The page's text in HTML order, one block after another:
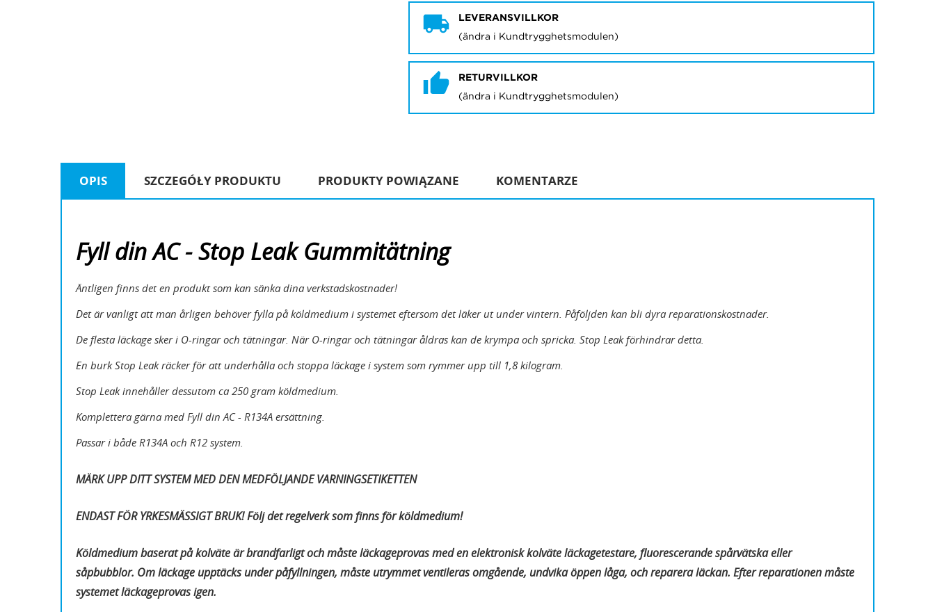
LEVERANSVILLKOR
(ändra i Kundtrygghetsmodulen)
RETURVILLKOR
(ändra i Kundtrygghetsmodulen)
OPIS SZCZEGÓŁY PRODUKTU PRODUKTY POWIĄZANE KOMENTARZE
Fyll din AC - Stop Leak Gummitätning
Äntligen finns det en produkt som kan sänka dina verkstadskostnader!
Det är vanligt att man årligen behöver fylla på köldmedium i systemet eftersom det läker ut under vintern. Påföljden kan bli dyra reparationskostnader.
De flesta läckage sker i O-ringar och tätningar. När O-ringar och tätningar åldras kan de krympa och spricka. Stop Leak förhindrar detta.
En burk Stop Leak räcker för att underhålla och stoppa läckage i system som rymmer upp till 1,8 kilogram.
Stop Leak innehåller dessutom ca 250 gram köldmedium.
Komplettera gärna med Fyll din AC - R134A ersättning.
Passar i både R134A och R12 system.
MÄRK UPP DITT SYSTEM MED DEN MEDFÖLJANDE VARNINGSETIKETTEN
ENDAST FÖR YRKESMÄSSIGT BRUK! Följ det regelverk som finns för köldmedium!
Köldmedium baserat på kolväte är brandfarligt och måste läckageprovas med en elektronisk kolväte läckagetestare, fluorescerande spårvätska eller
såpbubblor. Om läckage upptäcks under påfyllningen, måste utrymmet ventileras omgående, undvika öppen låga, och reparera läckan. Efter reparationen måste
systemet läckageprovas igen.